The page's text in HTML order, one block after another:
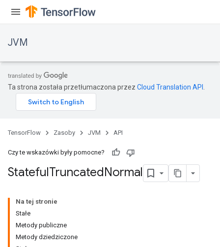
JVM
Ta strona została przetłumaczona przez Cloud Translation API
TensorFlow Zasoby JVM API
Czy te wskazówki były pomocne?
StatefulTruncatedNormal
Na tej stronie
Stałe
Metody publiczne
Metody dziedziczone